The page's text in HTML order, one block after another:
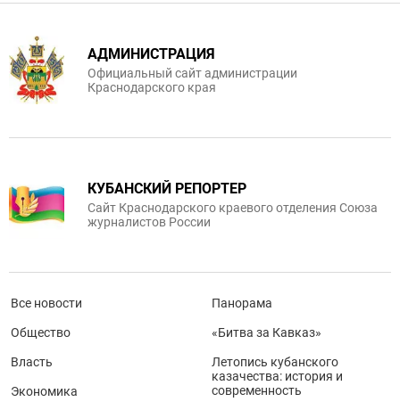
АДМИНИСТРАЦИЯ
Официальный сайт администрации
Краснодарского края
КУБАНСКИЙ РЕПОРТЕР
Сайт Краснодарского краевого отделения Союза
журналистов России
Все новости
Общество
Власть
Экономика
Панорама
«Битва за Кавказ»
Летопись кубанского
казачества: история и
современность